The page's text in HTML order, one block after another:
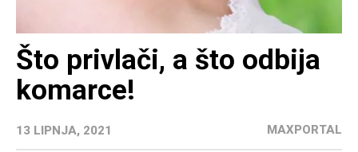
Što privlači, a što odbija
komarce!
13 LIPNJA, 2021 MAXPORTAL